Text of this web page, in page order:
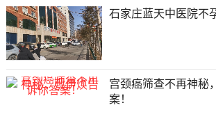
石家庄蓝天中医院不
宫颈癌筛查不再神秘
案！